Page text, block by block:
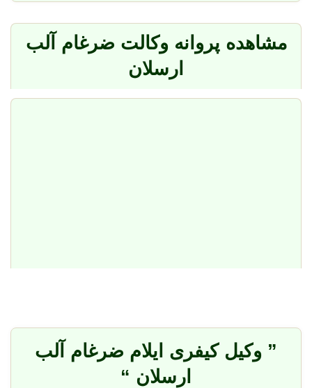
مشاهده پروانه وکالت ضرغام آلب
ارسلان
” وکیل کیفری ایلام ضرغام آلب
ارسلان “